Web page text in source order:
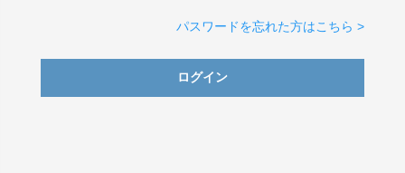
パスワードを忘れた方はこちら >
ログイン